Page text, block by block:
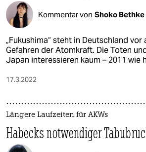
Kommentar von Shoko Bethke
„Fukushima“ steht in Deutschland vor
Gefahren der Atomkraft. Die Toten
Japan interessieren kaum – 2011 wie
17.3.2022
Längere Laufzeiten für AKWs
Habecks notwendiger